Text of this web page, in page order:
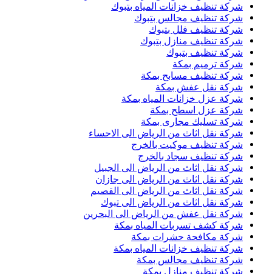
شركة تنظيف خزانات المياه بتبوك
شركة تنظيف مجالس بتبوك
شركة تنظيف فلل بتبوك
شركة تنظيف منازل بتبوك
شركة تنظيف بتبوك
شركة ترميم بمكة
شركة تنظيف مسابح بمكة
شركة نقل عفش بمكة
شركة عزل خزانات المياه بمكة
شركة عزل اسطح بمكة
شركة تسليك مجارى بمكة
شركة نقل اثاث من الرياض الى الاحساء
شركة تنظيف موكيت بالخرج
شركة تنظيف سجاد بالخرج
شركة نقل اثاث من الرياض الى الجبيل
شركة نقل اثاث من الرياض الى جازان
شركة نقل اثاث من الرياض الى القصيم
شركة نقل اثاث من الرياض الى تبوك
شركة نقل عفش من الرياض الى البحرين
شركة كشف تسربات المياه بمكة
شركة مكافحة حشرات بمكة
شركة تنظيف خزانات المياه بمكة
شركة تنظيف مجالس بمكة
شركة تنظيف منازل بمكة